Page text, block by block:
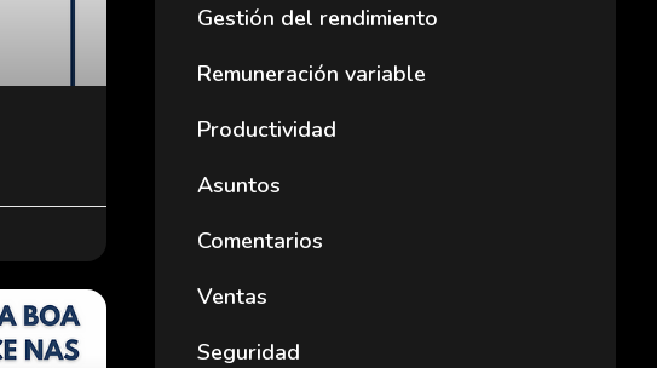
Gestión del rendimiento
Remuneración variable
Productividad
Asuntos
Comentarios
Ventas
Seguridad